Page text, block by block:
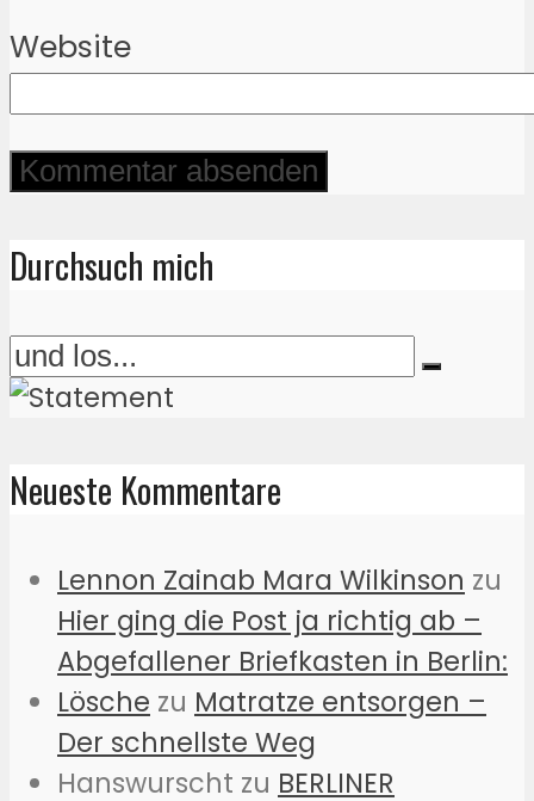
Website
Durchsuch mich
Neueste Kommentare
Lennon Zainab Mara Wilkinson zu
Hier ging die Post ja richtig ab –
Abgefallener Briefkasten in Berlin:
Lösche zu Matratze entsorgen –
Der schnellste Weg
Hanswurscht zu BERLINER